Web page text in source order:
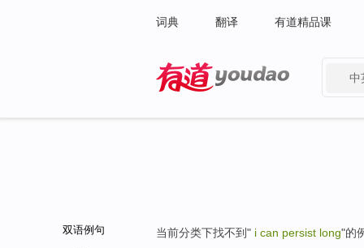
词典 翻译 有道精品课
中
双语例句 当前分类下找不到" i can persist long"的